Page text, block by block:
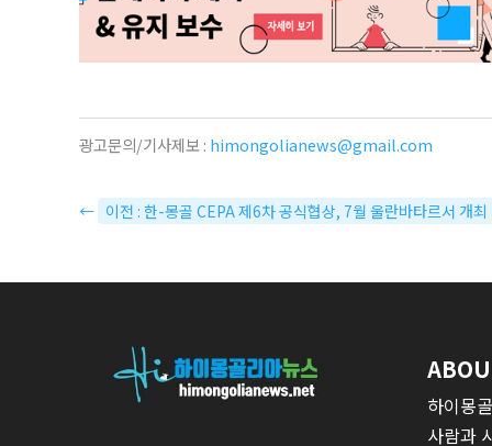
광고문의/기사제보 : himongolianews@gmail.com
← 이전 : 한-몽골 CEPA 제6차 공식협상, 7월 울란바타르서 개최
하이몽
사람과